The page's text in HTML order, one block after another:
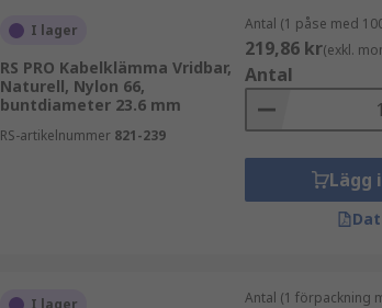
I lager
RS PRO Kabelklämma Vridbar,
Naturell, Nylon 66,
buntdiameter 23.6 mm
RS-artikelnummer 821-239
Antal (1 påse med
219,86 kr(exkl.
Antal
Lägg
I lager Antal (1 förpackning